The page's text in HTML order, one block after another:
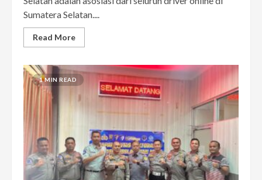
Sumatera Selatan....
Read More
1 MIN READ